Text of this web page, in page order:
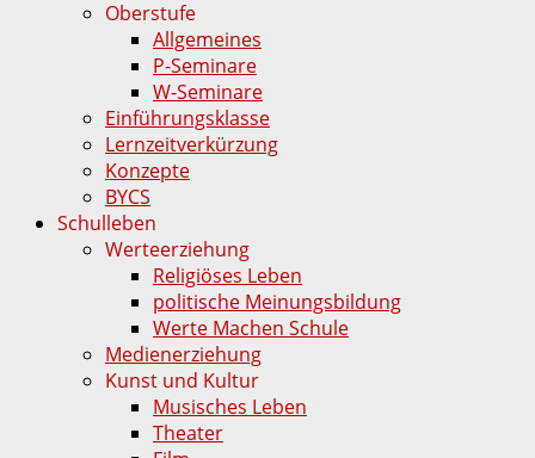
Oberstufe
Allgemeines
P-Seminare
W-Seminare
Einführungsklasse
Lernzeitverkürzung
Konzepte
BYCS
Schulleben
Werteerziehung
Religiöses Leben
politische Meinungsbildung
Werte Machen Schule
Medienerziehung
Kunst und Kultur
Musisches Leben
Theater